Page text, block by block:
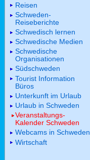
Reisen
Schweden-
Reiseberichte
Schwedisch lernen
Schwedische Medien
Schwedische
Organisationen
Südschweden
Tourist Information
Büros
Unterkunft im Urlaub
Urlaub in Schweden
Veranstaltungs-
Kalender Schweden
Webcams in Schweden
Wirtschaft